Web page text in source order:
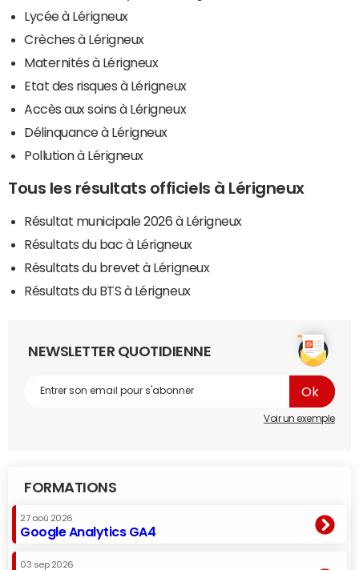
Lycée à Lérigneux
Crèches à Lérigneux
Maternités à Lérigneux
Etat des risques à Lérigneux
Accès aux soins à Lérigneux
Délinquance à Lérigneux
Pollution à Lérigneux
Tous les résultats officiels à Lérigneux
Résultat municipale 2026 à Lérigneux
Résultats du bac à Lérigneux
Résultats du brevet à Lérigneux
Résultats du BTS à Lérigneux
NEWSLETTER QUOTIDIENNE
Voir un exemple
FORMATIONS
27 aoû 2026
Google Analytics GA4
03 sep 2026